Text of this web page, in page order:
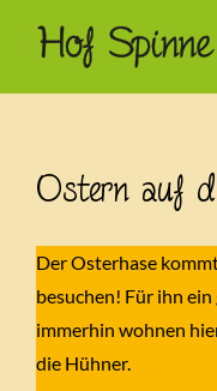
Inhalt
Ostern auf
Der Osterhase
besuchen! Für ihn
immerhin wohnen
die Hühner.